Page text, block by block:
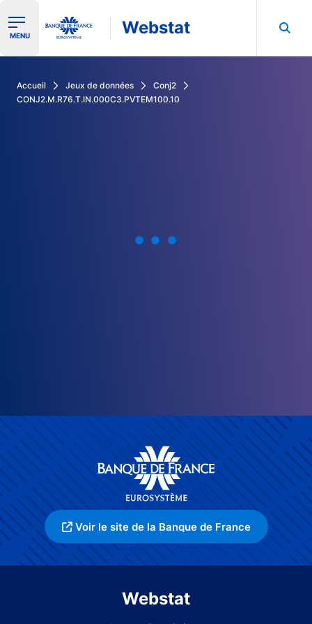
Ouvrir le menu de navigation
MENU Webstat
Accueil Jeux de données
Conj2
CONJ2.M.R76.T.IN.000C3.PVTEM100.10
Voir le site de la Banque de France
Webstat